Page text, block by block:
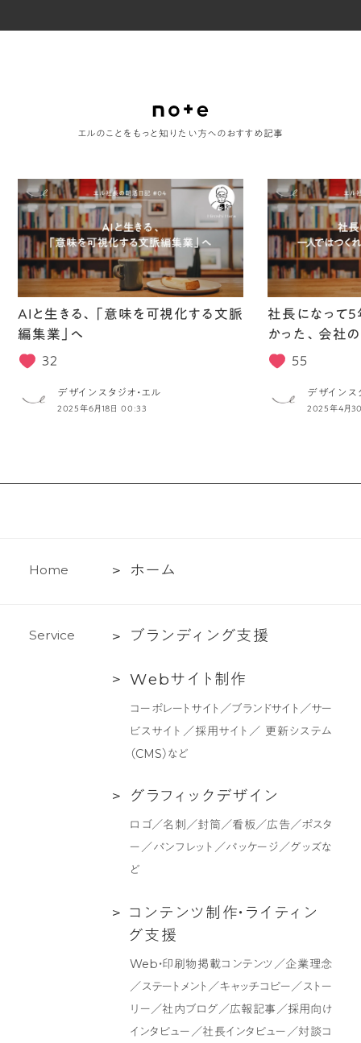
エルのことをもっと知りたい方へのおすすめ記事
AIと生きる、「意味を可視化する文脈
編集業」へ
32
デザインスタジオ・エル
2025年6月18日 00:33
社長になって5
かった、会社
55
デザインス
2025年4月
Home
ホ
ホーム
Service
ブ
ン
支
ブラ ン ディ ン グ支援
Web
作
Webサ イ ト 制 作
コーポレートサイト／ブランドサイト／サー
ビスサイト／採用サイト／ 更新システム
（CMS）など
グ
ク
グラフ ィ ッ ク デザイ ン
ロゴ／名刺／封筒／看板／広告／ポスタ
ー／パンフレット／パッケージ／グッズな
ど
コ コ ン テ ン ツ制 作・ ラ イ ティ ン
グ支援
Web・印刷物掲載コンテンツ／企業理念
／ステートメント／キャッチコピー／ストー
リー／社内ブログ／広報記事／採用向け
インタビュー／社長インタビュー／対談コ